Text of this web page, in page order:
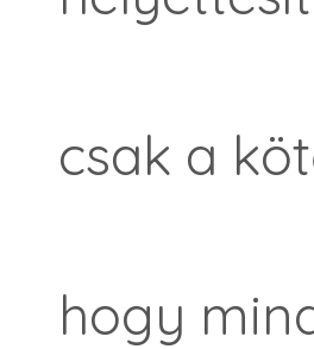
csak a
hogy